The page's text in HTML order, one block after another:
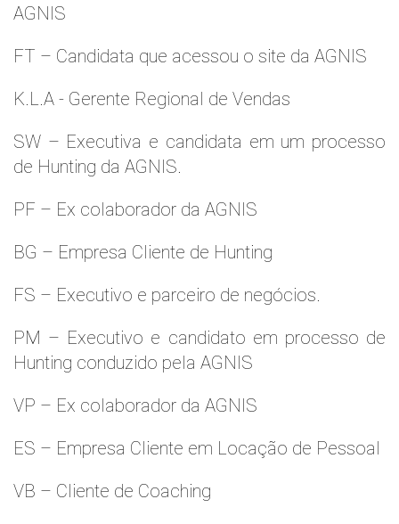
AGNIS
FT – Candidata que acessou o site da AGNIS
K.L.A - Gerente Regional de Vendas
SW – Executiva e candidata em um processo
de Hunting da AGNIS.
PF – Ex colaborador da AGNIS
BG – Empresa Cliente de Hunting
FS – Executivo e parceiro de negócios.
PM – Executivo e candidato em processo de
Hunting conduzido pela AGNIS
VP – Ex colaborador da AGNIS
ES – Empresa Cliente em Locação de Pessoal
VB – Cliente de Coaching